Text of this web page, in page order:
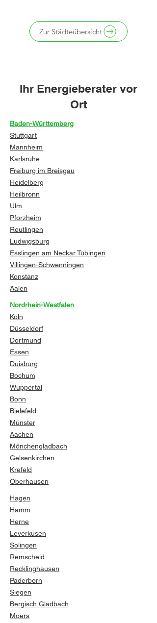
Zur Städteübersicht
Ihr Energieberater vor
Ort
Baden-Württemberg
Stuttgart
Mannheim
Karlsruhe
Freiburg im Breisgau
Heidelberg
Heilbronn
Ulm
Pforzheim
Reutlingen
Ludwigsburg
Esslingen am NeckarTübingen
Villingen-Schwenningen
Konstanz
Aalen
Nordrhein-Westfalen
Köln
Düsseldorf
Dortmund
Essen
Duisburg
Bochum
Wuppertal
Bonn
Bielefeld
Münster
Aachen
Mönchengladbach
Gelsenkirchen
Krefeld
Oberhausen
Hagen
Hamm
Herne
Leverkusen
Solingen
Remscheid
Recklinghausen
Paderborn
Siegen
Bergisch Gladbach
Moers